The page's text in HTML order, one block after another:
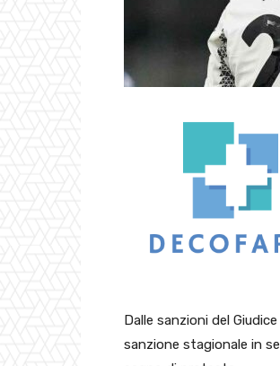
Dalle sanzioni del
sanzione stagionale in